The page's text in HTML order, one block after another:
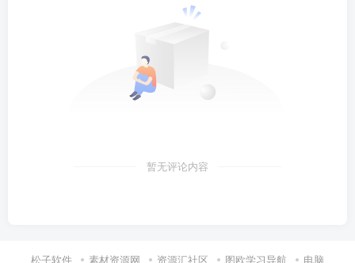
暂无评论内容
松子软件 素材资源网 资源汇社区 图欧学习导航 电脑